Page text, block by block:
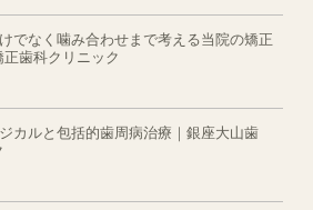
でなく噛み合わせまで考える当院の矯正
歯科クリニック
カルと包括的歯周病治療｜銀座大山歯